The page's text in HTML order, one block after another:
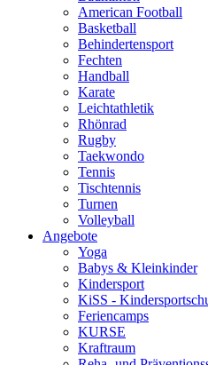
American Football
Basketball
Behindertensport
Fechten
Handball
Karate
Leichtathletik
Rhönrad
Rugby
Taekwondo
Tennis
Tischtennis
Turnen
Volleyball
Angebote
Yoga
Babys & Kleinkinder
Kindersport
KiSS -
Feriencamps
KURSE
Kraftraum